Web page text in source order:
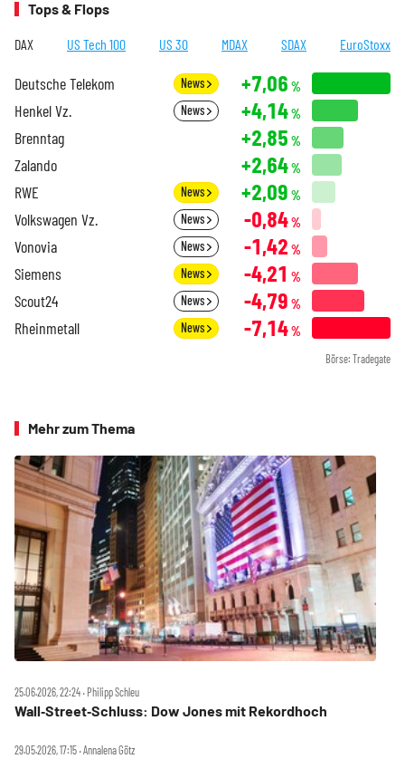
Tops & Flops
DAX US Tech 100 US 30 MDAX SDAX EuroStoxx
Deutsche Telekom News +7,06 %
Henkel Vz. News +4,14%
Brenntag +2,85 %
Zalando +2,64%
RWE News +2,09 %
Volkswagen Vz. News -0,84%
Vonovia News -1,42 %
Siemens News -4,21 %
Scout24 News -4,79 %
Rheinmetall News -7,14%
Börse: Tradegate
Mehr zum Thema
25.06.2026, 22:24 ‧ Philipp Schleu
Wall‑Street‑Schluss: Dow Jones mit Rekordhoch
29.05.2026, 17:15 ‧ Annalena Götz